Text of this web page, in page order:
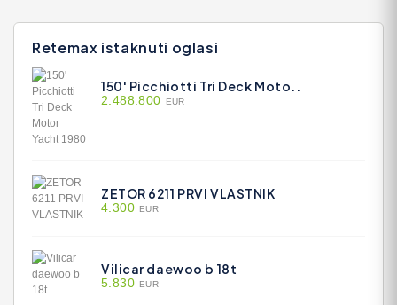
Retemax istaknuti oglasi
150' Picchiotti Tri Deck Moto..
2.488.800 EUR
ZETOR 6211 PRVI VLASTNIK
4.300 EUR
Vilicar daewoo b 18t
5.830 EUR